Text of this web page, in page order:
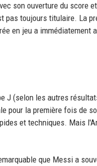
son ouverture du score
pas toujours titulaire. La
en jeu a immédiatement
J (selon les autres
pour la première fois de
et techniques. Mais
que Messi a